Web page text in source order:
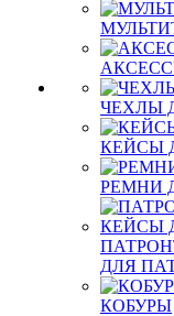
ЧЕХЛЫ
КЕЙСЫ
РЕМНИ
ДЛЯ
КОБУРЫ